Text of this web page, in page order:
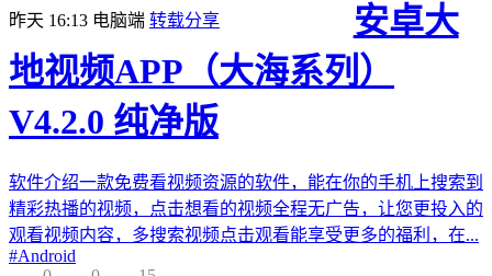
昨天 16:13 电脑端 转载分享
安卓大
地视频APP（大海系列）
V4.2.0 纯净版
软件介绍一款免费看视频资源的软件，能在你的手机上搜索到
精彩热播的视频，点击想看的视频全程无广告，让您更投入的
观看视频内容，多搜索视频点击观看能享受更多的福利，在...
#Android